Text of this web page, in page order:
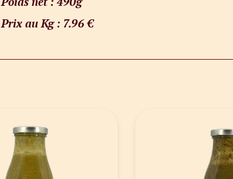
Prix au Kg : 7.96 €